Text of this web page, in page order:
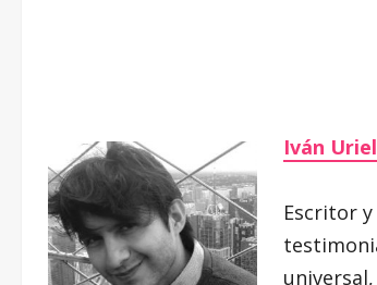
Iván
Escritor